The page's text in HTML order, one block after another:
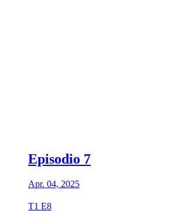
Episodio 7
Apr. 04, 2025
T1 E8